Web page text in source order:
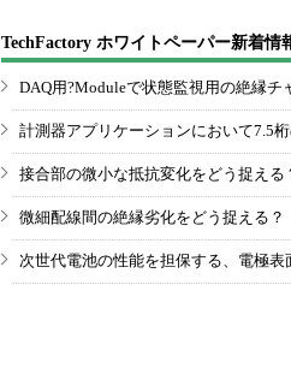
TechFactory ホワイトペーパー新着情
DAQ用?Moduleで状態監視用の絶縁
計測器アプリケーションにおいて7.5
接合部の微小な抵抗変化をどう捉え
微細配線間の絶縁劣化をどう捉える
次世代電池の性能を担保する、電極